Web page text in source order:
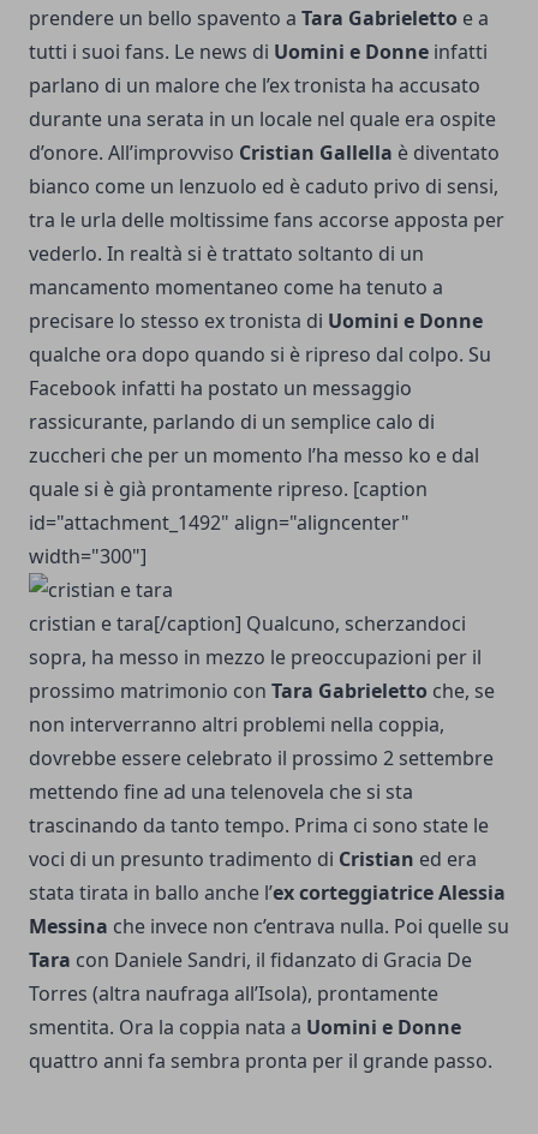
prendere un bello spavento a Tara Gabrieletto e a
tutti i suoi fans. Le news di Uomini e Donne infatti
parlano di un malore che l’ex tronista ha accusato
durante una serata in un locale nel quale era ospite
d’onore. All’improvviso Cristian Gallella è diventato
bianco come un lenzuolo ed è caduto privo di sensi,
tra le urla delle moltissime fans accorse apposta per
vederlo. In realtà si è trattato soltanto di un
mancamento momentaneo come ha tenuto a
precisare lo stesso ex tronista di Uomini e Donne
qualche ora dopo quando si è ripreso dal colpo. Su
Facebook infatti ha postato un messaggio
rassicurante, parlando di un semplice calo di
zuccheri che per un momento l’ha messo ko e dal
quale si è già prontamente ripreso. [caption
id="attachment_1492" align="aligncenter"
width="300"]
cristian e tara[/caption] Qualcuno, scherzandoci
sopra, ha messo in mezzo le preoccupazioni per il
prossimo matrimonio con Tara Gabrieletto che, se
non interverranno altri problemi nella coppia,
dovrebbe essere celebrato il prossimo 2 settembre
mettendo fine ad una telenovela che si sta
trascinando da tanto tempo. Prima ci sono state le
voci di un presunto tradimento di Cristian ed era
stata tirata in ballo anche l’ex corteggiatrice Alessia
Messina che invece non c’entrava nulla. Poi quelle su
Tara con Daniele Sandri, il fidanzato di Gracia De
Torres (altra naufraga all’Isola), prontamente
smentita. Ora la coppia nata a Uomini e Donne
quattro anni fa sembra pronta per il grande passo.